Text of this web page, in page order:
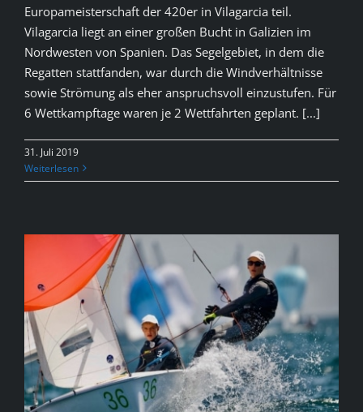
Europameisterschaft der 420er in Vilagarcia teil.
Vilagarcia liegt an einer großen Bucht in Galizien im
Nordwesten von Spanien. Das Segelgebiet, in dem die
Regatten stattfanden, war durch die Windverhältnisse
sowie Strömung als eher anspruchsvoll einzustufen. Für
6 Wettkampftage waren je 2 Wettfahrten geplant. [...]
31. Juli 2019
Weiterlesen